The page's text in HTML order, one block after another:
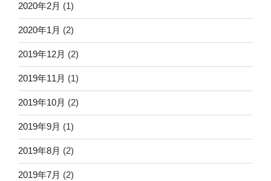
2020年2月 (1)
2020年1月 (2)
2019年12月 (2)
2019年11月 (1)
2019年10月 (2)
2019年9月 (1)
2019年8月 (2)
2019年7月 (2)